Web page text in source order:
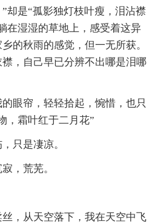
却是“孤影独灯枝叶瘦，泪沾襟
在湿湿的草地上，感受着这异
的秋雨的感觉，但一无所获。
，自己早已分辨不出哪是泪哪
眼帘，轻轻拾起，惋惜，也只
，霜叶红于二月花”
只是凄凉。
，荒芜。
，从天空落下，我在天空中飞